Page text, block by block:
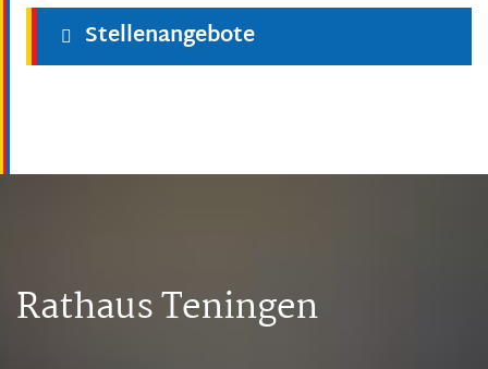
Stellenangebote
Rathaus Teningen